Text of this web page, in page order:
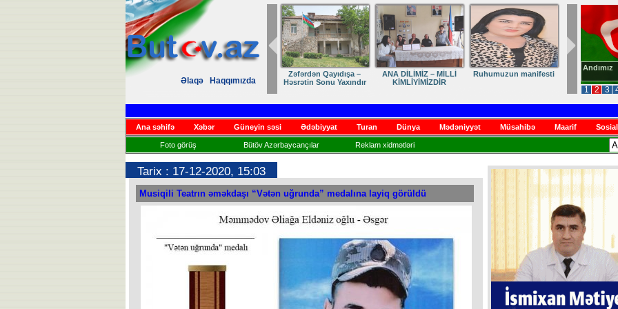
Əlaqə
Haqqımızda
1 2 3
Andımız
Həsrətin Sonu Yaxındır
ANA DİLİMİZ – MİLLİ
KİMLİYİMİZDİR
Ruhumuzun manifesti
Dostumuza sürpriz
Elmanın öz dünyası
Ana səhifə Xəbər Güneyin səsi Ədəbiyyat Turan Dünya Mədəniyyət Müsahibə Maarif
Foto görüş Bütöv Azərbaycançılar Reklam xidmətləri
Tarix : 17-12-2020, 15:03
Musiqili Teatrın əməkdaşı “Vətən uğrunda” medalına layiq görüldü